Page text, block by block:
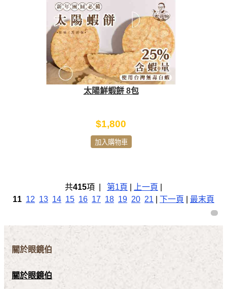
太陽鮮蝦餅 8包
$1,800
加入購物車
共415項 | 第1頁 上一頁
11 12 13 14 15 16 17 18 19 20 21 下一頁 最末頁
關於眼鏡伯
關於眼鏡伯